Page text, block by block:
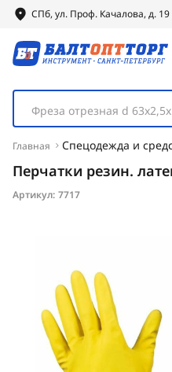
СПб, ул. Проф. Качалова, д. 19
Фреза отрезная d
Главная Спецодежда и
Перчатки резин.
Артикул: 7717